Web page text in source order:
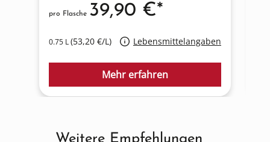
0.75 L(53,20 €/L) Lebensmittelangaben
pro Flasche 39,90 €*
Mehr erfahren
Produktgalerie überspringen
Weitere Empfehlungen